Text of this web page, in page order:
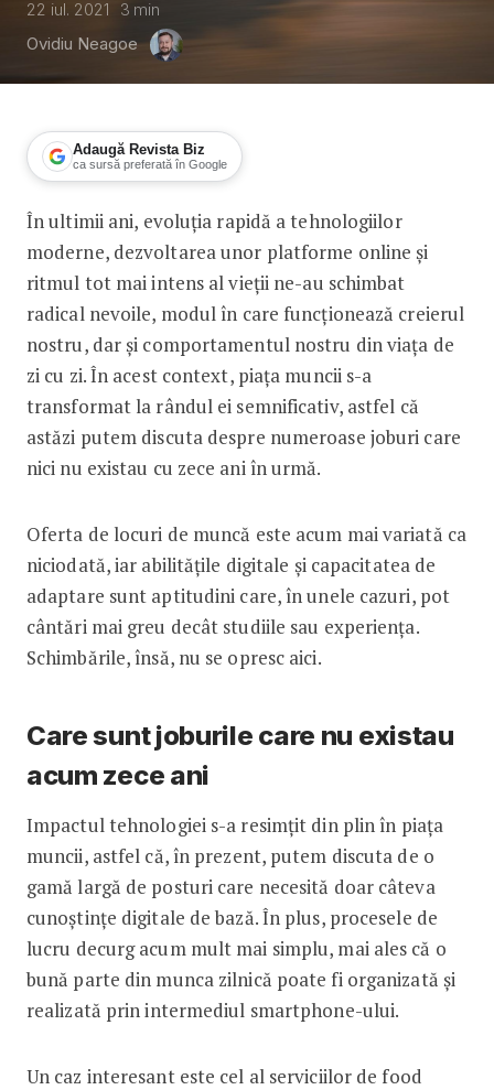
22 iul. 2021 3 min
Ovidiu Neagoe
Adaugă Revista Biz
ca sursă preferată în Google
Tendințe pe piața muncii: joburi
În ultimii ani, evoluția rapidă a tehnologiilor
moderne, dezvoltarea unor platforme online și
ritmul tot mai intens al vieții ne-au schimbat
radical nevoile, modul în care funcționează creierul
nostru, dar și comportamentul nostru din viața de
zi cu zi. În acest context, piața muncii s-a
transformat la rândul ei semnificativ, astfel că
astăzi putem discuta despre numeroase joburi care
nici nu existau cu zece ani în urmă.
Oferta de locuri de muncă este acum mai variată ca
niciodată, iar abilitățile digitale și capacitatea de
adaptare sunt aptitudini care, în unele cazuri, pot
cântări mai greu decât studiile sau experiența.
Schimbările, însă, nu se opresc aici.
Care sunt joburile care nu existau
acum zece ani
Impactul tehnologiei s-a resimțit din plin în piața
muncii, astfel că, în prezent, putem discuta de o
gamă largă de posturi care necesită doar câteva
cunoștințe digitale de bază. În plus, procesele de
lucru decurg acum mult mai simplu, mai ales că o
bună parte din munca zilnică poate fi organizată și
realizată prin intermediul smartphone-ului.
Un caz interesant este cel al serviciilor de food